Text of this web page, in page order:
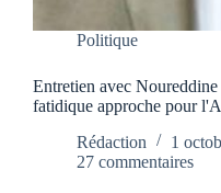
Politique
Entretien avec
fatidique approche pour
Rédaction
1
27 commentaires